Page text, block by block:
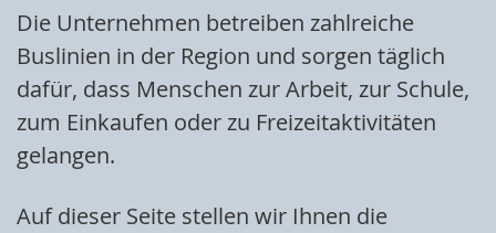
Die Unternehmen betreiben zahlreiche
Buslinien in der Region und sorgen täglich
dafür, dass Menschen zur Arbeit, zur Schule,
zum Einkaufen oder zu Freizeitaktivitäten
gelangen.
Auf dieser Seite stellen wir Ihnen die